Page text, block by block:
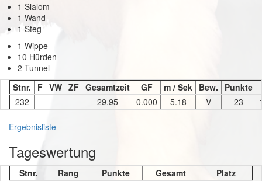
1 Slalom
1 Wand
1 Steg
1 Wippe
10 Hürden
2 Tunnel
Stnr.
F VW ZF Gesamtzeit GF m / Sek Bew.
Punkte
232
29.95 0.000 5.18 V 23
Ergebnisliste
Tageswertung
Stnr. Rang Punkte Gesamt
Platz